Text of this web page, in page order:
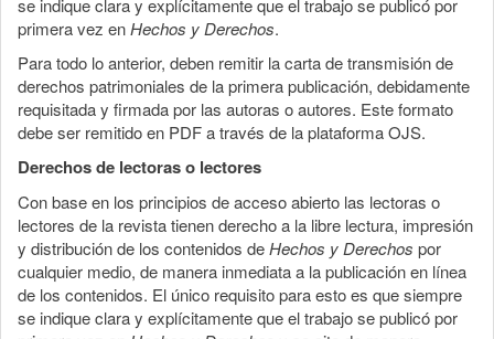
se indique clara y explícitamente que el trabajo se publicó por
primera vez enHechos y Derechos.
Para todo lo anterior, deben remitir la carta de transmisión de
derechos patrimoniales de la primera publicación, debidamente
requisitada y firmada por las autoras o autores. Este formato
debe ser remitido en PDF a través de la plataforma OJS.
Derechos de lectoras o lectores
Con base en los principios de acceso abierto las lectoras o
lectores de la revista tienen derecho a la libre lectura, impresión
y distribución de los contenidos deHechos y Derechos por
cualquier medio, de manera inmediata a la publicación en línea
de los contenidos. El único requisito para esto es que siempre
se indique clara y explícitamente que el trabajo se publicó por